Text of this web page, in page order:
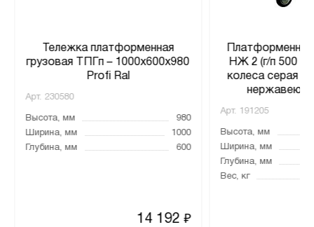
Тележка платформенная
грузовая ТПГп – 1000x600x980
Profi Ral
Арт. 230580
Высота, мм
980
Ширина, мм
1000
Глубина, мм
600
14 192₽
НЖ 2 (г/п 500
колеса серая
Арт. 191205
Высота, мм
Ширина, мм
Глубина, мм
Вес, кг